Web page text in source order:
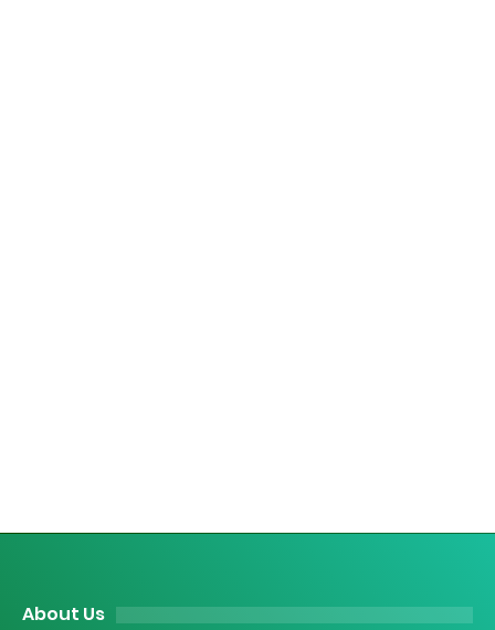
About Us